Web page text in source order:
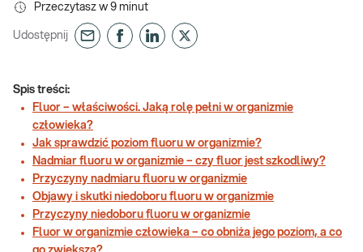
Przeczytasz w 9 minut
Udostępnij
Spis treści:
Fluor – właściwości. Jaką rolę pełni w organizmie
człowieka?
Jak sprawdzić poziom fluoru w organizmie?
Nadmiar fluoru w organizmie – czy fluor jest szkodliwy?
Przyczyny nadmiaru fluoru w organizmie
Objawy i skutki niedoboru fluoru w organizmie
Przyczyny niedoboru fluoru w organizmie
Fluor w organizmie człowieka – co obniża jego poziom, a co